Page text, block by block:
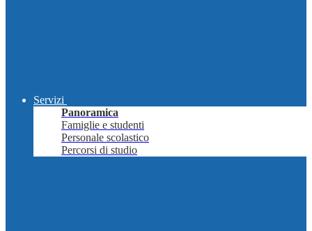
Servizi
Panoramica
Famiglie e studenti
Personale scolastico
Percorsi di studio